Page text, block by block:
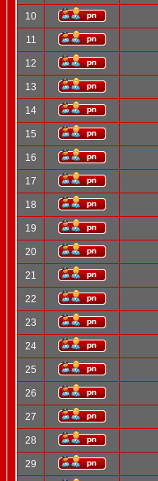
10
11
12
13
14
15
16
17
18
19
20
21
22
23
24
25
26
27
28
29